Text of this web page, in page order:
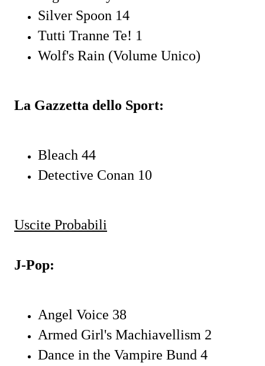
Silver Spoon 14
Tutti Tranne Te! 1
Wolf's Rain (Volume Unico)
La Gazzetta dello Sport:
Bleach 44
Detective Conan 10
Uscite Probabili
J-Pop:
Angel Voice 38
Armed Girl's Machiavellism 2
Dance in the Vampire Bund 4